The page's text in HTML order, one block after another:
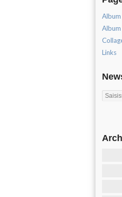
Album
Links